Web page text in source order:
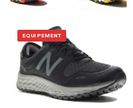
EQUIPEMENT